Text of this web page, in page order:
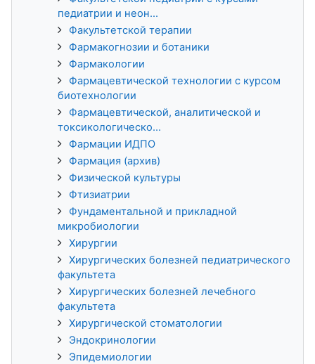
педиатрии и неон...
Факультетской терапии
Фармакогнозии и ботаники
Фармакологии
Фармацевтической технологии с курсом
биотехнологии
Фармацевтической, аналитической и
токсикологическо...
Фармации ИДПО
Фармация (архив)
Физической культуры
Фтизиатрии
Фундаментальной и прикладной
микробиологии
Хирургии
Хирургических болезней педиатрического
факультета
Хирургических болезней лечебного
факультета
Хирургической стоматологии
Эндокринологии
Эпидемиологии